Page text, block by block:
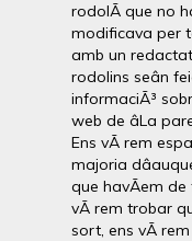
rodolÃ­ que no
modificava per
amb un
rodolins seân
informaciÃ³
web de âLa
Ens vÃ rem
majoria
que havÃ­em de
vÃ rem trobar
sort, ens vÃ